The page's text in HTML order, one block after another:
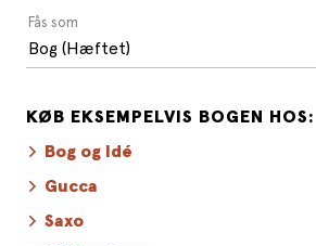
Fås som
Bog (Hæftet)
KØB EKSEMPELVIS BOGEN HOS:
Bog og Idé
Gucca
Saxo